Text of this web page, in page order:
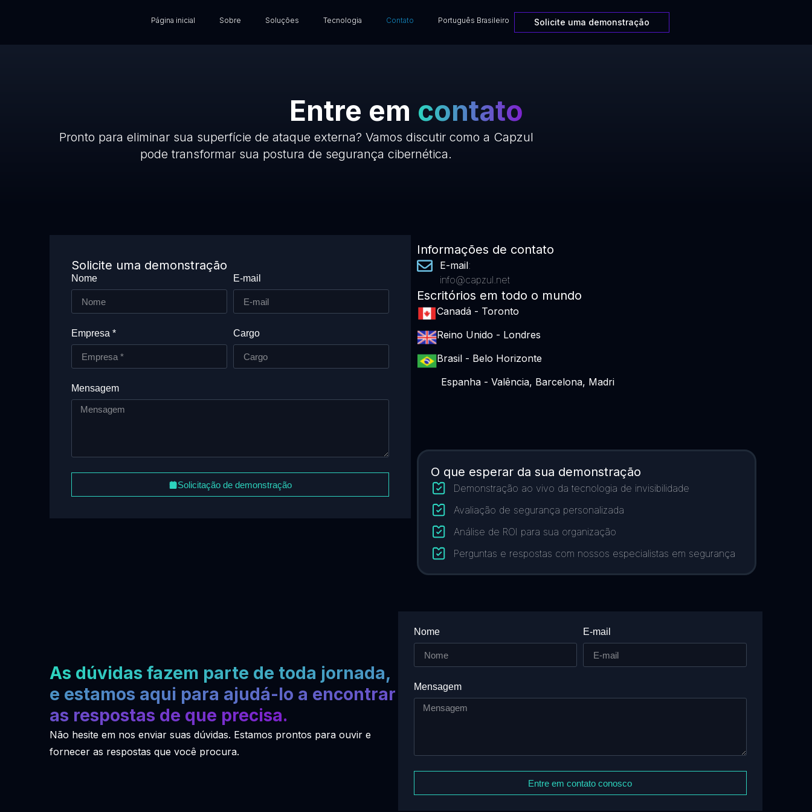
Página inicial Sobre Soluções Tecnologia Contato Português Brasileiro Solicite uma demonstração
Entre em contato
Pronto para eliminar sua superfície de ataque externa? Vamos discutir como a Capzul
pode transformar sua postura de segurança cibernética.
Solicite uma demonstração
Nome E-mail
Empresa * Cargo
Mensagem
Solicitação de demonstração
Informações de contato
E-mail:
info@capzul.net
Escritórios em todo o mundo
Canadá - Toronto
Reino Unido - Londres
Brasil - Belo Horizonte
Espanha - Valência, Barcelona, Madri
O que esperar da sua demonstração
Demonstração ao vivo da tecnologia de invisibilidade
Avaliação de segurança personalizada
Análise de ROI para sua organização
Perguntas e respostas com nossos especialistas em segurança
As dúvidas fazem parte de toda jornada,
e estamos aqui para ajudá-lo a encontrar
as respostas de que precisa.
Não hesite em nos enviar suas dúvidas. Estamos prontos para ouvir e
fornecer as respostas que você procura.
Nome E-mail
Mensagem
Entre em contato conosco